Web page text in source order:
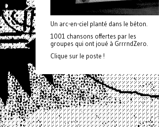
Un arc-en-ciel planté dans le béton.
1001 chansons offertes par les
groupes qui ont joué à GrrrndZero.
Clique sur le poste !